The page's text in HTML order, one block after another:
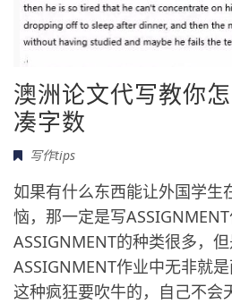
澳洲论文代写教你
凑字数
写作tips
如果有什么东西能让外国学生
恼，那一定是写ASSIGNMENT
ASSIGNMENT的种类很多，
ASSIGNMENT作业中无非就
这种疯狂要吹牛的，自己不会